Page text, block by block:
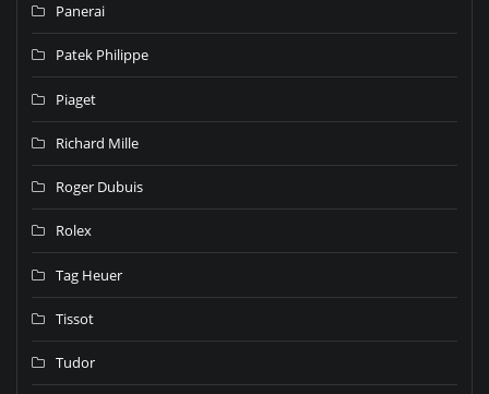
Panerai
Patek Philippe
Piaget
Richard Mille
Roger Dubuis
Rolex
Tag Heuer
Tissot
Tudor